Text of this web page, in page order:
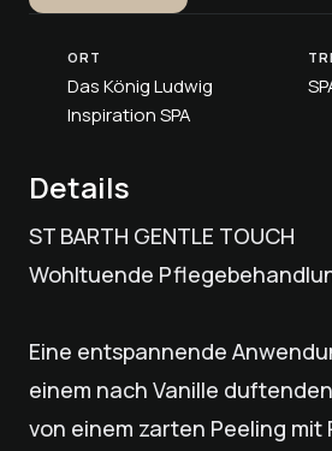
ORT
Das König Ludwig
Inspiration SPA
Details
ST BARTH GENTLE TOUCH
Wohltuende
Eine entspannende
einem nach Vanille
von einem zarten Peeling mit